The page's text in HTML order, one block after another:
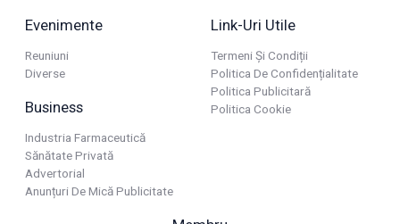
Evenimente
Reuniuni
Diverse
Business
Industria Farmaceutică
Sănătate Privată
Advertorial
Anunțuri De Mică Publicitate
Link-Uri Utile
Termeni Și Condiții
Politica De Confidențialitate
Politica Publicitară
Politica Cookie